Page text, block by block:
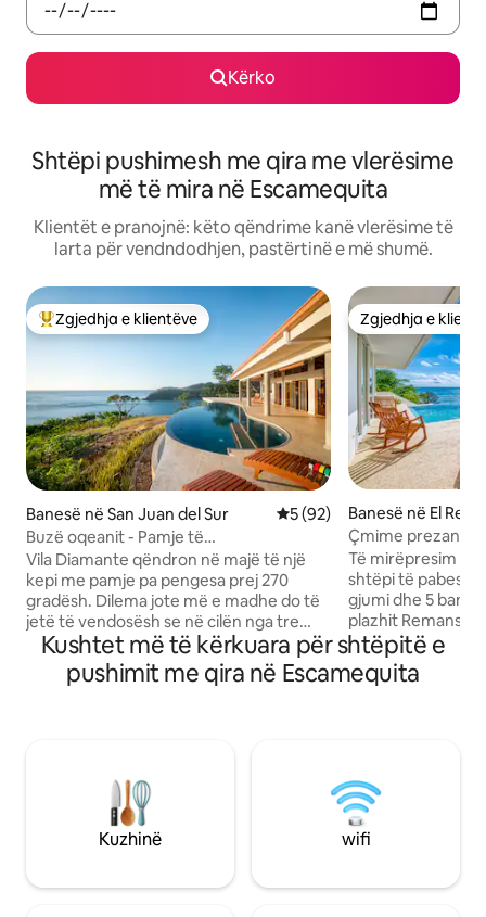
Kërko
Shtëpi pushimesh me qira me vlerësime
më të mira në Escamequita
Klientët e pranojnë: këto qëndrime kanë vlerësime të
larta për vendndodhjen, pastërtinë e më shumë.
Më të mirat e zgjedhjeve të klientëve
Zgjedhja e klientëve
Banesë në San Juan del Sur Vlerësimi mesatar 5 nga 5,
5 (92)
Buzë oqeanit - Pamje të
jashtëzakonshme
Vila Diamante qëndron në majë të një
kepi me pamje pa pengesa prej 270
gradësh. Dilema jote më e madhe do të
jetë të vendosësh se në cilën nga tre
pamjet mahnitëse do të përqendrohesh:
bregdetin dramatik të jugut, oqeanin e
hapur dhe përzierjen e tij magjepsëse të
e Vilës Diamante janë thjesht të
pakrahasueshme. Më shumë se një ish
vizitor tani është fqinji im. Mendoj se kjo i
thotë të gjitha. Rekomando 4x4 SUV
Zgjedhja e
Zgjedhja e
Banesë në El
Çmime
jashtëzakonshme
Të mirëpresim të
shtëpi të
gjumi dhe 5
plazhit Remanso! 4 dhoma gjumi kanë
pamje të
Krevatet janë
rehatshme dhe
dhe mirëmbajtja
qëndrimin tënd
Pishinë me ujë të
pingpongu,
Kushtet më të kërkuara për shtëpitë e
pushimit me qira në Escamequita
Kuzhinë wifi